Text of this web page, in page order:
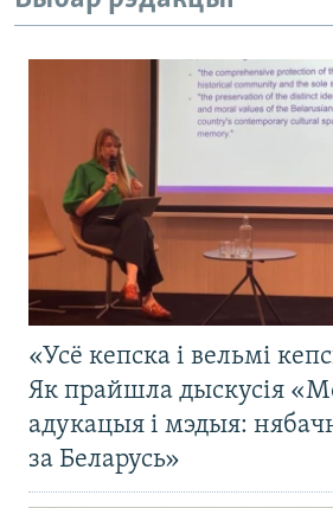
«Усё кепска і вельмі
Як прайшла дыскусія
адукацыя і мэдыя:
за Беларусь»